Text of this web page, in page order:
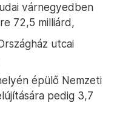
várnegyedben
72,5 milliárd,
utcai
épülő Nemzeti
pedig 3,7